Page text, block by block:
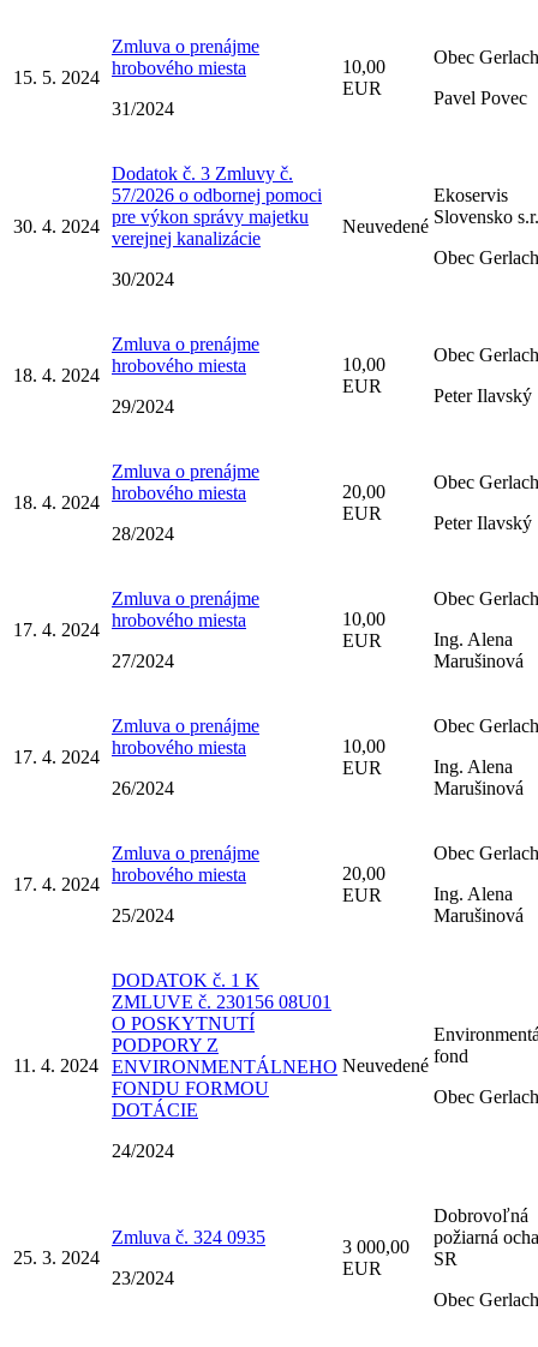
15. 5. 2024
Zmluva o prenájme
hrobového miesta
31/2024
10,00
EUR
Obec
Pavel Povec
30. 4. 2024
Dodatok č. 3 Zmluvy č.
57/2026 o odbornej pomoci
pre výkon správy majetku
verejnej kanalizácie
30/2024
Neuvedené
Ekoservis
Slovensko
Obec
18. 4. 2024
Zmluva o prenájme
hrobového miesta
29/2024
10,00
EUR
Obec
Peter Ilavský
18. 4. 2024
Zmluva o prenájme
hrobového miesta
28/2024
20,00
EUR
Obec
Peter Ilavský
17. 4. 2024
Zmluva o prenájme
hrobového miesta
27/2024
10,00
EUR
Obec
Ing. Alena
Marušinová
17. 4. 2024
Zmluva o prenájme
hrobového miesta
26/2024
10,00
EUR
Obec
Ing. Alena
Marušinová
17. 4. 2024
Zmluva o prenájme
hrobového miesta
25/2024
20,00
EUR
Obec
Ing. Alena
Marušinová
11. 4. 2024
DODATOK č. 1 K
ZMLUVE č. 230156 08U01
O POSKYTNUTÍ
PODPORY Z
ENVIRONMENTÁLNEHO
FONDU FORMOU
DOTÁCIE
24/2024
Neuvedené fond
Obec
25. 3. 2024
Zmluva č. 324 0935
23/2024
3 000,00
EUR
Dobrovoľná
požiarná
SR
Obec